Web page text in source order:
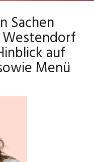
Sachen
auf
Menü